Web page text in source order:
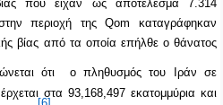
που είχαν ως αποτέλεσμα 7.314
περιοχή τηςQom καταγράφηκαν
βίας από τα οποία επήλθε ο θάνατος
ότι ο πληθυσμός του Ιράν σε
στα 93,168,497 εκατομμύρια και